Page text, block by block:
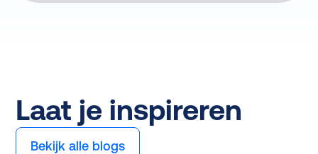
Laat je inspireren
Bekijk alle blogs